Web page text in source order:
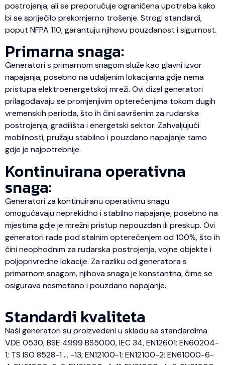
postrojenja, ali se preporučuje ograničena upotreba kako
bi se spriječilo prekomjerno trošenje. Strogi standardi,
poput NFPA 110, garantuju njihovu pouzdanost i sigurnost.
Primarna snaga:
Generatori s primarnom snagom služe kao glavni izvor
napajanja, posebno na udaljenim lokacijama gdje nema
pristupa elektroenergetskoj mreži. Ovi dizel generatori
prilagođavaju se promjenjivim opterećenjima tokom dugih
vremenskih perioda, što ih čini savršenim za rudarska
postrojenja, gradilišta i energetski sektor. Zahvaljujući
mobilnosti, pružaju stabilno i pouzdano napajanje tamo
gdje je najpotrebnije.
Kontinuirana operativna
snaga:
Generatori za kontinuiranu operativnu snagu
omogućavaju neprekidno i stabilno napajanje, posebno na
mjestima gdje je mrežni pristup nepouzdan ili preskup. Ovi
generatori rade pod stalnim opterećenjem od 100%, što ih
čini neophodnim za rudarska postrojenja, vojne objekte i
poljoprivredne lokacije. Za razliku od generatora s
primarnom snagom, njihova snaga je konstantna, čime se
osigurava nesmetano i pouzdano napajanje.
Standardi kvaliteta
Naši generatori su proizvedeni u skladu sa standardima
VDE 0530, BSE 4999 BS5000, IEC 34, EN12601; EN60204-
1; TS ISO 8528-1 … -13; EN12100-1; EN12100-2; EN61000-6-